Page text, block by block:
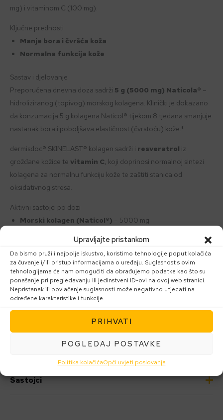
Upravljajte pristankom
Da bismo pružili najbolje iskustvo, koristimo tehnologije poput kolačića
za čuvanje i/ili pristup informacijama o uređaju. Suglasnost s ovim
tehnologijama će nam omogućiti da obrađujemo podatke kao što su
ponašanje pri pregledavanju ili jedinstveni ID-ovi na ovoj web stranici.
Nepristanak ili povlačenje suglasnosti može negativno utjecati na
određene karakteristike i funkcije.
PRIHVATI
POGLEDAJ POSTAVKE
Politika kolačićaOpći uvjeti poslovanja
mg) i vitaminom C (100 mg).
Ključne prednosti
Manje bora i čvršća koža
Normalna funkcija kože
Sastav i djelovanje
Preporučena dnevna doza sadrži 5 g (5000 mg) Naticola® –
hidroliziranog (topivog) morskog kolagena. Klinički je dokazano
da konzumacija 5 g kolagena Naticol® tijekom 8 tjedana smanjuje
nastanak bora i poboljšava elastičnost (čvrstoću) kože.*
dermisdoc® SKINELAST® kolagen sadrži i resveratrol iz
grožđane kožice te vitamin C, koji doprinosi normalnoj sintezi
kolagena za normalnu funkciju kože te zaštiti stanica od
oksidativnog stresa.
Aktivni sastojci po dozi
Morski kolagen (Naticol®) – 5000 mg
Resveratrol iz grožđa – 10 mg
Vitamin C
– 100 mg
Količina: Tekućina, 500 ml
Proizvođač:guterrat, Gesundheitsprodukte, Eduard-Bodem-
Gasse 6, 6020 Innsbruck, Austrija
Preporučena dnevna doza i način primjene:
Sastojci